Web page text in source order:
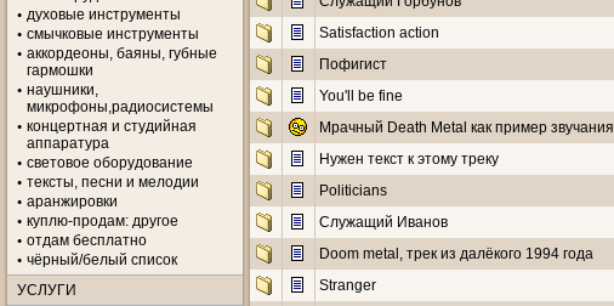
духовые инструменты
смычковые инструменты
аккордеоны, баяны, губные
гармошки
наушники,
микрофоны,радиосистемы
концертная и студийная
аппаратура
световое оборудование
тексты, песни и мелодии
аранжировки
куплю-продам: другое
отдам бесплатно
чёрный/белый список
УСЛУГИ
Satisfaction action
Пофигист
You'll be fine
Мрачный Death Metal как пример звучания
Нужен текст к этому треку
Politicians
Служащий Иванов
Doom metal, трек из далёкого 1994 года
Stranger